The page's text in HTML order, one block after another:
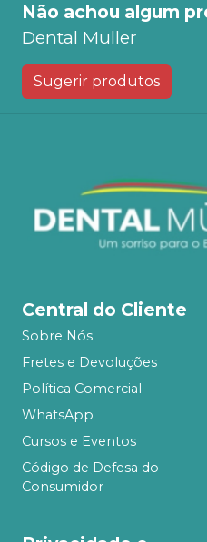
Não achou algum
Dental Muller
Sugerir produtos
Central do Cliente
Sobre Nós
Fretes e Devoluções
Política Comercial
WhatsApp
Cursos e Eventos
Código de Defesa do
Consumidor